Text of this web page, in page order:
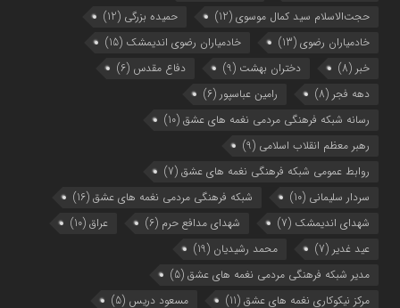
حجت‌الاسلام سید کمال موسوی (12) حمیده بزرگی (12)
خادمیاران رضوی (13) خادمیاران رضوی اندیمشک (15)
خبر (8) دختران بهشت (9) دفاع مقدس (6)
دهه فجر (8) رامین عباسپور (6)
رسانه شبکه فرهنگی مردمی نغمه های عشق (10)
رهبر معظم انقلاب اسلامی (9)
روابط عمومی شبکه فرهنگی نغمه های عشق (7)
سردار سلیمانی (10) شبکه فرهنگی مردمی نغمه های عشق (16)
شهدای اندیمشک (7) شهدای مدافع حرم (6) عراق (10)
عید غدیر (7) محمد رشیدیان (19)
مدیر شبکه فرهنگی مردمی نغمه های عشق (5)
مرکز نیکوکاری نغمه های عشق (11) مسعود دریس (5)